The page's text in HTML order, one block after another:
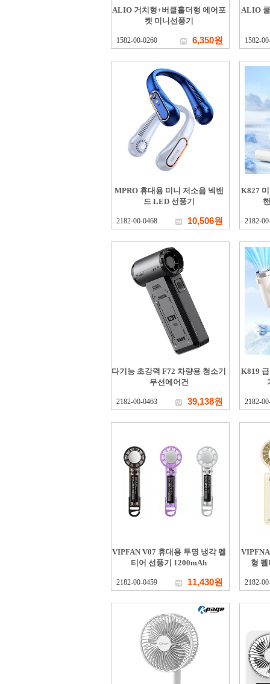
ALIO 거치형+버클홀더형 에어포
켓 미니선풍기
1582-00-0260 6,350원
ALIO
1582-
MPRO 휴대용 미니 저소음 넥밴
드 LED 선풍기
2182-00-0468 10,506원
K827
2182-
다기능 초강력 F72 차량용 청소기
무선에어건
2182-00-0463 39,138원
K819
2182-
VIPFAN V07 휴대용 투명 냉각 펠
티어 선풍기 1200mAh
2182-00-0459 11,430원
형
2182-